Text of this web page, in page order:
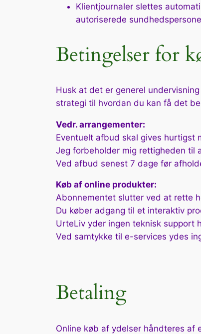
Klientjournaler slettes
autoriserede
Betingelser for
Husk at det er generel
strategi til hvordan du kan få det
Vedr. arrangementer:
Eventuelt afbud skal gives hurtigst
Jeg forbeholder mig rettigheden
Ved afbud senest 7 dage før
Køb af online produkter:
Abonnementet slutter ved at rette
Du køber adgang til et interaktiv
UrteLiv yder ingen teknisk support
Ved samtykke til e-services ydes
Betaling
Online køb af ydelser håndteres af